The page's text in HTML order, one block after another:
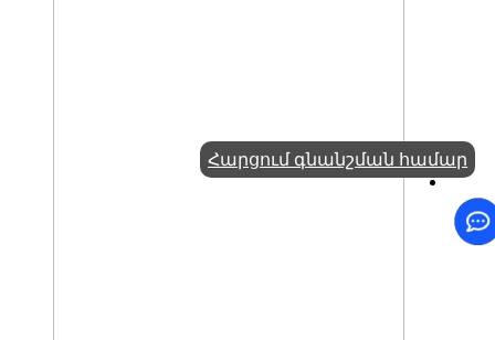
Հարցում գնանշման համար